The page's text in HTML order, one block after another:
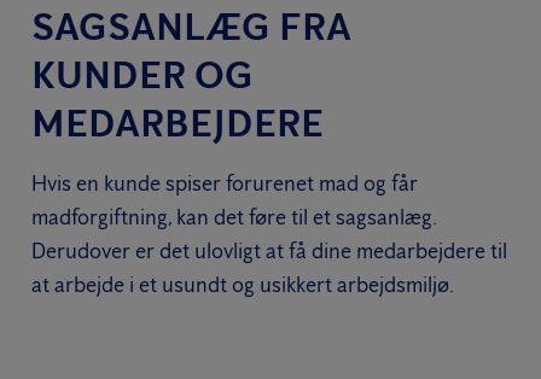
SAGSANLÆG FRA
KUNDER OG
MEDARBEJDERE
Hvis en kunde spiser forurenet mad og får
madforgiftning, kan det føre til et sagsanlæg.
Derudover er det ulovligt at få dine medarbejdere til
at arbejde i et usundt og usikkert arbejdsmiljø.